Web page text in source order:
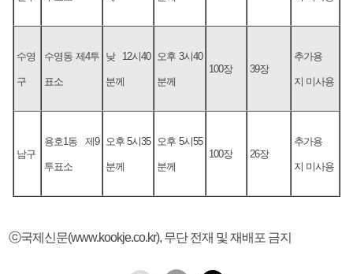
수영
구
수영동 제4투
표소
낮 12시40
분께
오후 3시40
분께
100장 39장
추가용
지 미사용
남구
용호1동 제9
투표소
오후 5시35
분께
오후 5시55
분께
100장 26장
추가용
지 미사용
ⓒ국제신문(www.kookje.co.kr), 무단 전재 및 재배포 금지